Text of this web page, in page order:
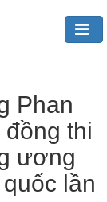
Phan
thi
ương
lần